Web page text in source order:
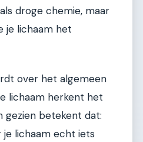
droge chemie, maar
je lichaam het
over het algemeen
lichaam herkent het
gezien betekent dat:
lichaam echt iets